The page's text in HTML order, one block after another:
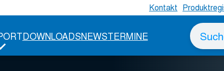
Kontakt
DOWNLOADSNEWSTERMINE
Suche
nach